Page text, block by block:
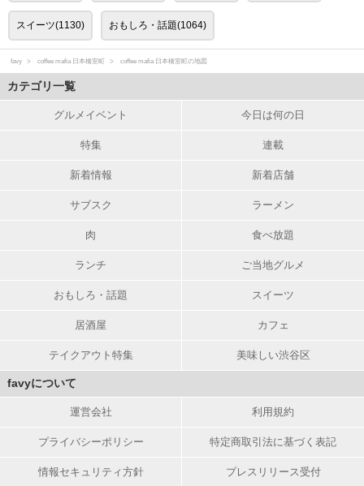
スイーツ(1130) おもしろ・話題(1064)
favy coffee mafia 日本橋室町 coffee mafia 日本橋室町の地図
カテゴリ一覧
グルメイベント 今日は何の日
特集 連載
新着情報 新着店舗
サブスク ラーメン
肉 食べ放題
ランチ ご当地グルメ
おもしろ・話題 スイーツ
居酒屋 カフェ
テイクアウト特集 美味しい渋谷区
favyについて
運営会社 利用規約
プライバシーポリシー 特定商取引法に基づく表記
情報セキュリティ方針 プレスリリース受付